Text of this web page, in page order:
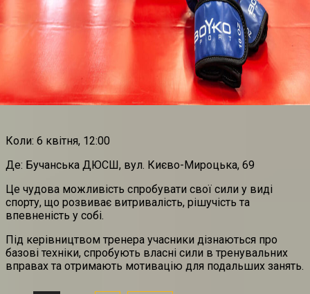
Коли: 6 квітня, 12:00
Де: Бучанська ДЮСШ, вул. Києво-Мироцька, 69
Це чудова можливість спробувати свої сили у виді
спорту, що розвиває витривалість, рішучість та
впевненість у собі.
Під керівництвом тренера учасники дізнаються про
базові техніки, спробують власні сили в тренувальних
вправах та отримають мотивацію для подальших занять.